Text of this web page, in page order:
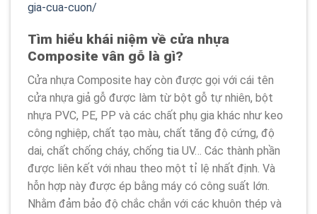
gia-cua-cuon/
Tìm hiểu khái niệm về cửa nhựa
Composite vân gỗ là gì?
Cửa nhựa Composite hay còn được gọi với cái tên
cửa nhựa giả gỗ được làm từ bột gỗ tự nhiên, bột
nhựa PVC, PE, PP và các chất phụ gia khác như keo
công nghiệp, chất tạo màu, chất tăng độ cứng, độ
dai, chất chống cháy, chống tia UV… Các thành phần
được liên kết với nhau theo một tỉ lệ nhất định. Và
hỗn hợp này được ép bằng máy có công suất lớn.
Nhằm đảm bảo độ chắc chắn với các khuôn thép và